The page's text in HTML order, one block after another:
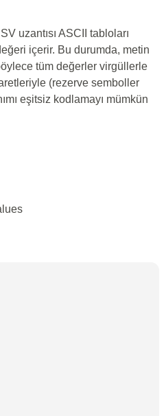
uzantısı ASCII tabloları
içerir. Bu durumda, metin
tüm değerler virgüllerle
(rezerve semboller
eşitsiz kodlamayı mümkün